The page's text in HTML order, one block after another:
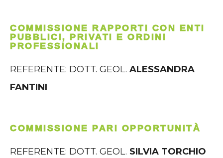
COMMISSIONE RAPPORTI CON ENTI
PUBBLICI, PRIVATI E ORDINI
PROFESSIONALI
REFERENTE: DOTT. GEOL. ALESSANDRA
FANTINI
COMMISSIONE PARI OPPORTUNITÀ
REFERENTE: DOTT. GEOL. SILVIA TORCHIO